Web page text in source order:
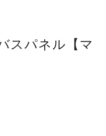
スパネル【マ